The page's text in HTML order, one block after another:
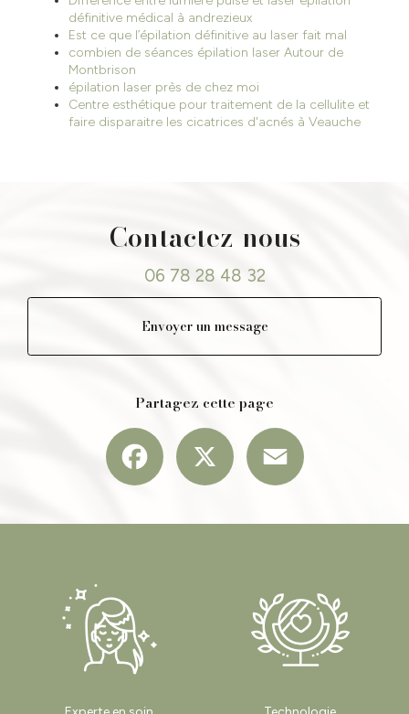
définitive médical à andrezieux
Est ce que l’épilation définitive au laser fait mal
combien de séances épilation laser Autour de
Montbrison
épilation laser près de chez moi
Centre esthétique pour traitement de la cellulite et
faire disparaitre les cicatrices d'acnés à Veauche
Contactez-nous
06 78 28 48 32
Envoyer un message
Partagez cette page
Facebook